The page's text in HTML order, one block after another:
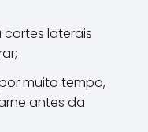
laterais
muito tempo,
antes da